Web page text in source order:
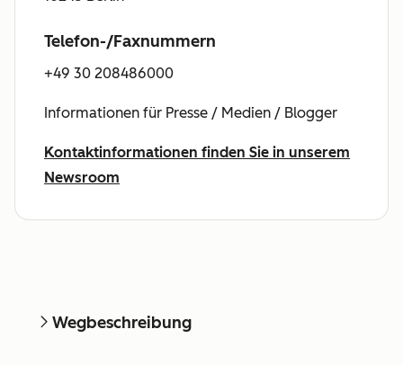
Telefon-/Faxnummern
+49 30 208486000
Informationen für Presse / Medien / Blogger
Kontaktinformationen finden Sie in unserem
Newsroom
Wegbeschreibung